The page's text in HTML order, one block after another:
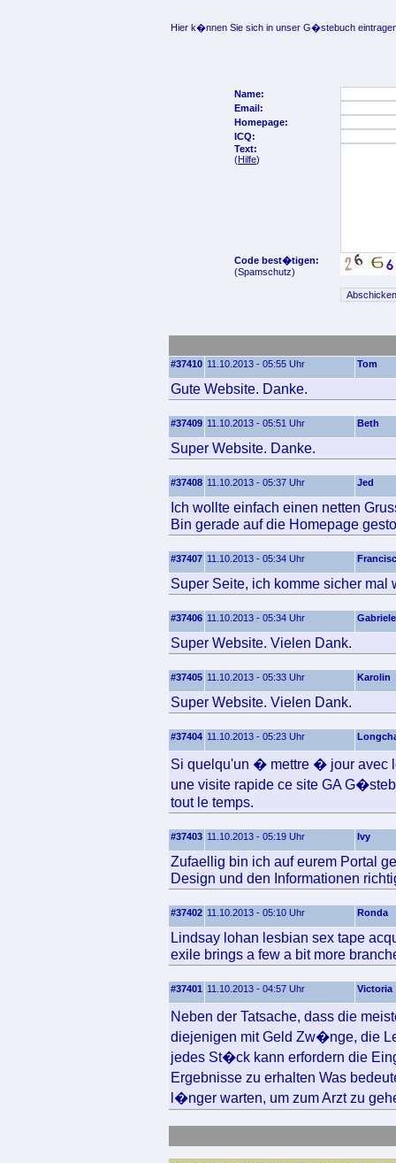
Hier k�nnen Sie sich in unser G�stebuch
Name:
Email:
Homepage:
ICQ:
Text:
(Hilfe)
Code best�tigen:
(Spamschutz)
#37410 11.10.2013 - 05:55 Uhr Tom
Gute Website. Danke.
#37409 11.10.2013 - 05:51 Uhr Beth
Super Website. Danke.
#37408 11.10.2013 - 05:37 Uhr Jed
Ich wollte einfach einen netten
Bin gerade auf die Homepage
#37407 11.10.2013 - 05:34 Uhr
Super Seite, ich komme sicher mal
#37406 11.10.2013 - 05:34 Uhr Gabriele
Super Website. Vielen Dank.
#37405 11.10.2013 - 05:33 Uhr Karolin
Super Website. Vielen Dank.
#37404 11.10.2013 - 05:23 Uhr
Si quelqu'un � mettre � jour avec
une visite rapide ce site GA
tout le temps.
#37403 11.10.2013 - 05:19 Uhr Ivy
Zufaellig bin ich auf eurem Portal
Design und den Informationen
#37402 11.10.2013 - 05:10 Uhr Ronda
Lindsay lohan lesbian sex tape
exile brings a few a bit more
#37401 11.10.2013 - 04:57 Uhr Victoria
Neben der Tatsache, dass die
diejenigen mit Geld Zw�nge, die
jedes St�ck kann erfordern die
Ergebnisse zu erhalten Was
l�nger warten, um zum Arzt zu